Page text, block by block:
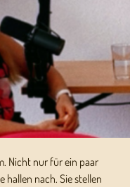
Nicht nur für ein paar
hallen nach. Sie stellen